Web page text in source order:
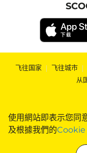
使用網站即表示您同
及根據我們的
飞往国家 | 飞往城市 |
从